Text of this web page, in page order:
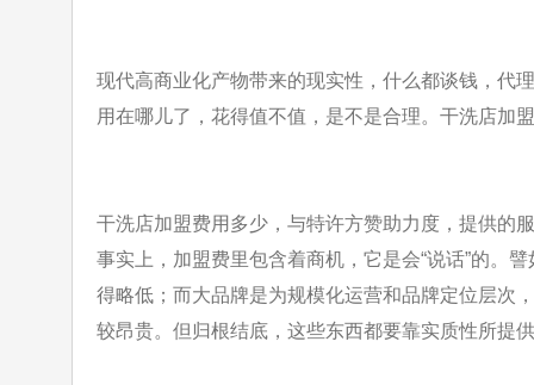
现代高商业化产物带来的现实性，什么都谈钱，代
用在哪儿了，花得值不值，是不是合理。干洗店加
干洗店加盟费用多少，与特许方赞助力度，提供的
事实上，加盟费里包含着商机，它是会“说话”的。
得略低；而大品牌是为规模化运营和品牌定位层次
较昂贵。但归根结底，这些东西都要靠实质性所提